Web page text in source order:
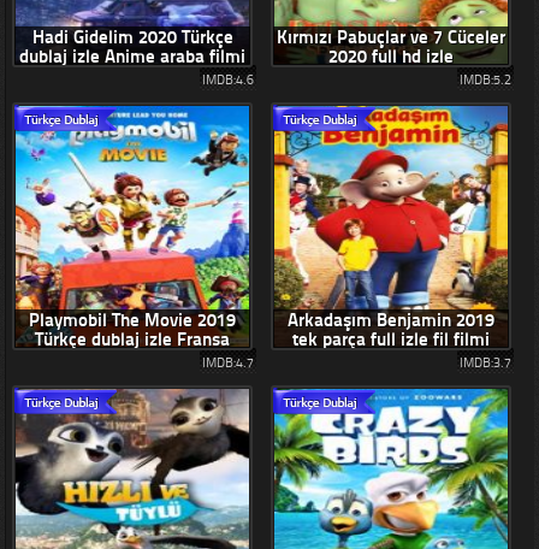
Hadi Gidelim 2020 Türkçe
dublaj izle Anime araba filmi
IMDB:4.6
Kırmızı Pabuçlar ve 7 Cüceler
2020 full hd izle
IMDB:5.2
Playmobil The Movie 2019
Türkçe dublaj izle Fransa
IMDB:4.7
Arkadaşım Benjamin 2019
tek parça full izle fil filmi
IMDB:3.7